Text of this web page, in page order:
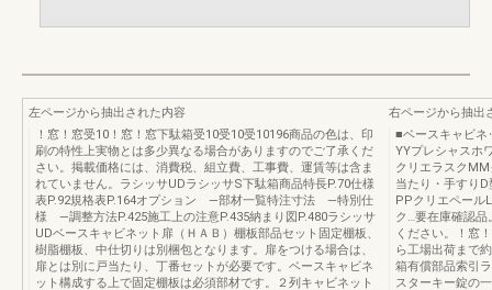
左ページから抽出された内容
！窓！窓受10！窓！窓下駄箱受10受10受10196商品の色は、印
刷の特性上実物とは多少異なる場合がありますのでご了承くだ
さい。掲載価格には、消費税、組立費、工事費、運賃等は含ま
れていません。ラシッサUDラシッサS下駄箱商品特長P.70仕様
表P.92規格表P.164オプション —部材一覧特注寸法 —特別仕
様 —調整方法P.425施工上の注意P.435納まり図P.480ラシッサ
UDベースキャビネット扉（ＨＡＢ）棚板部品セット固定棚板、
樹脂棚板、中仕切りは別梱包となります。扉をつける場合は、
扉とは別に戸当たり、丁番セットが必要です。ベースキャビネ
ット構成する上で固定棚板は必須部材です。２列キャビネット
右ページから抽出
■ベースキャビネ
YYプレシャスホ
クリエラスク
当たり・手すり
PPクリエペール
ク…要在庫確認品
ください。！窓
ら工場出荷まで
箱有償部品索引
スターキー錠の